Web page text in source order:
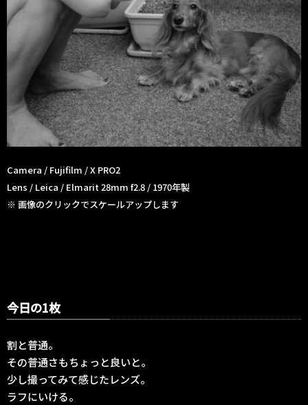
Camera / Fujifilm / X PRO2
Lens / Leica / Elmarit 28mm f2.8 / 1970年製
※ 画像のクリックでスケールアップします
今日の1枚
割と普通。
その普通さもちょっと良いと。
少し撮ってみて感じたレンズ。
ラフにいける。